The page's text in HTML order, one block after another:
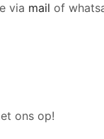
via mail of
ons op!